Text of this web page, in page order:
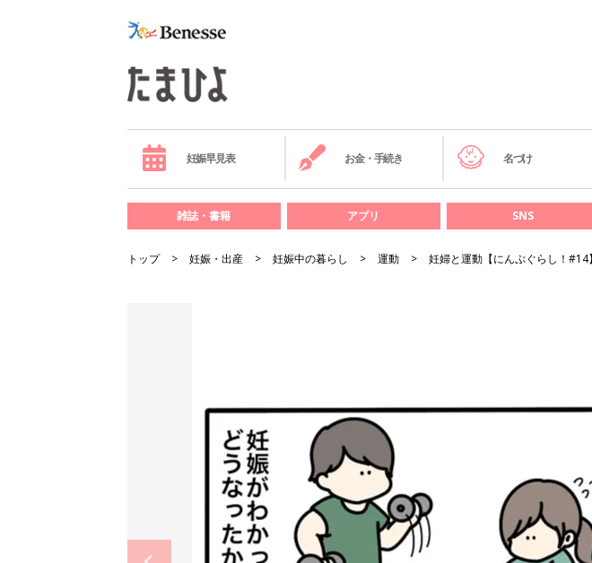
妊娠早見表 お金・手続き 名づけ
雑誌・書籍 アプリ SNS
トップ 妊娠・出産 妊娠中の暮らし 運動 妊婦と運動【にんぷぐらし！#14】